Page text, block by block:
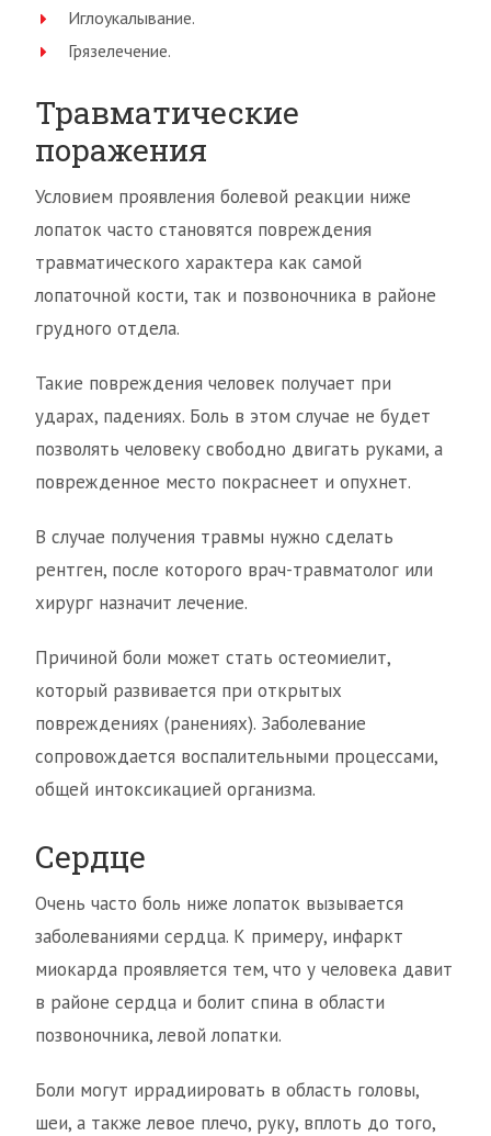
Иглоукалывание.
Грязелечение.
Травматические
поражения
Условием проявления болевой реакции ниже
лопаток часто становятся повреждения
травматического характера как самой
лопаточной кости, так и позвоночника в районе
грудного отдела.
Такие повреждения человек получает при
ударах, падениях. Боль в этом случае не будет
позволять человеку свободно двигать руками, а
поврежденное место покраснеет и опухнет.
В случае получения травмы нужно сделать
рентген, после которого врач-травматолог или
хирург назначит лечение.
Причиной боли может стать остеомиелит,
который развивается при открытых
повреждениях (ранениях). Заболевание
сопровождается воспалительными процессами,
общей интоксикацией организма.
Сердце
Очень часто боль ниже лопаток вызывается
заболеваниями сердца. К примеру, инфаркт
миокарда проявляется тем, что у человека давит
в районе сердца и болит спина в области
позвоночника, левой лопатки.
Боли могут иррадиировать в область головы,
шеи, а также левое плечо, руку, вплоть до того,